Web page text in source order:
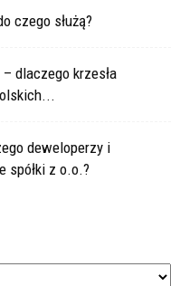
czego służą?
dlaczego krzesła
deweloperzy i
spółki z o.o.?